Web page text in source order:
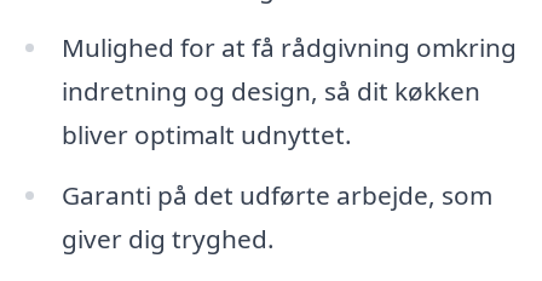
Mulighed for at få rådgivning omkring
indretning og design, så dit køkken
bliver optimalt udnyttet.
Garanti på det udførte arbejde, som
giver dig tryghed.